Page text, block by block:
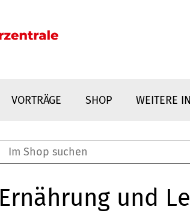
VORTRÄGE SHOP WEITERE
Ernährung und